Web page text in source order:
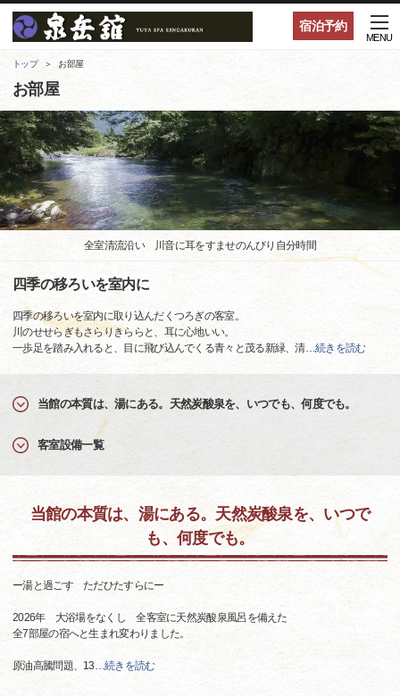
宿泊予約
MENU
トップ お部屋
お部屋
全室清流沿い 川音に耳をすませのんびり自分時間
四季の移ろいを室内に
四季の移ろいを室内に取り込んだくつろぎの客室。
川のせせらぎもさらりきららと、耳に心地いい。
一歩足を踏み入れると、目に飛び込んでくる青々と茂る新緑、清…続きを読む
当館の本質は、湯にある。天然炭酸泉を、いつでも、何度でも。
客室設備一覧
当館の本質は、湯にある。天然炭酸泉を、いつで
も、何度でも。
ー湯と過ごす ただひたすらにー
2026年 大浴場をなくし 全客室に天然炭酸泉風呂を備えた
全7部屋の宿へと生まれ変わりました。
原油高騰問題、13…続きを読む